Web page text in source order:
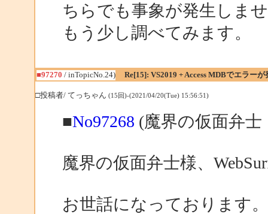
ちらでも事象が発生しま
もう少し調べてみます。
■97270 / inTopicNo.24) Re[15]: VS2019 + Access MDBでエラーが
□投稿者/ てっちゃん (15回)-(2021/04/20(Tue) 15:56:51)
■No97268 (魔界の仮面弁
魔界の仮面弁士様、
お世話になっております。